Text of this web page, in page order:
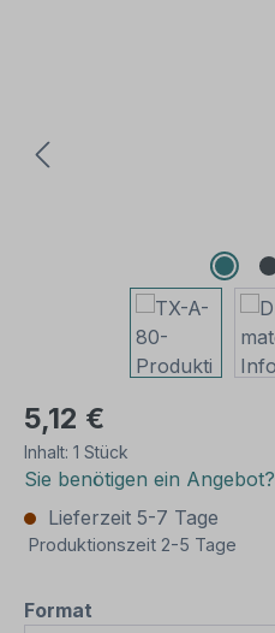
5,12 €
Inhalt: 1 Stück
Sie benötigen ein Angebot?
Lieferzeit 5-7 Tage
Produktionszeit 2-5 Tage
Format